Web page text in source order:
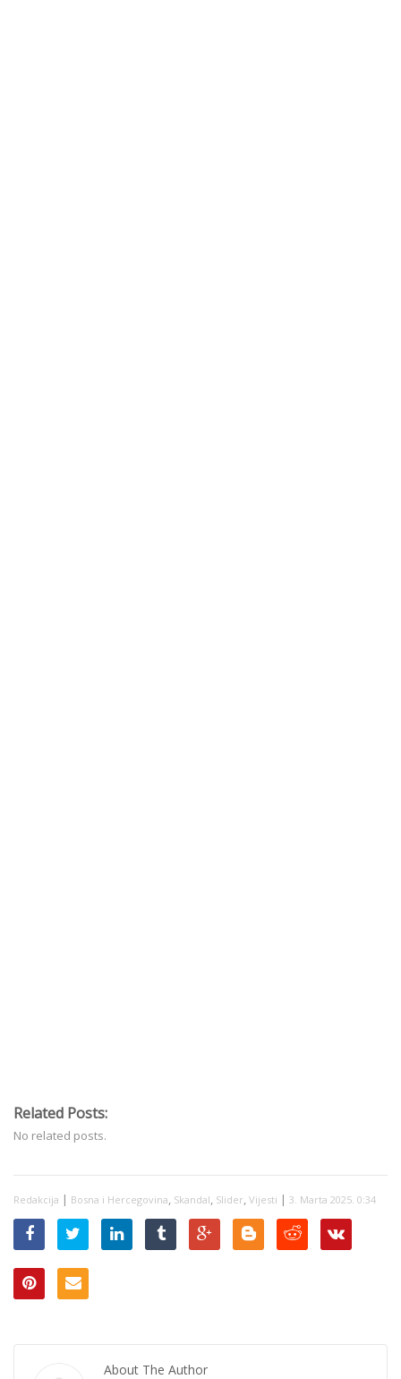
Related Posts:
No related posts.
Redakcija | Bosna i Hercegovina, Skandal, Slider, Vijesti | 3. Marta 2025. 0:34
About The Author